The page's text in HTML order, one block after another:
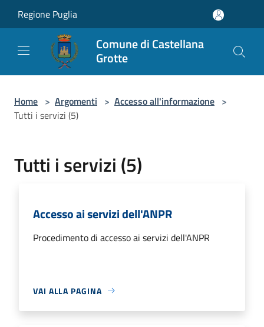
Regione Puglia
Comune di Castellana
Grotte
Home > Argomenti > Accesso all'informazione >
Tutti i servizi (5)
Tutti i servizi (5)
Accesso ai servizi dell'ANPR
Procedimento di accesso ai servizi dell'ANPR
VAI ALLA PAGINA